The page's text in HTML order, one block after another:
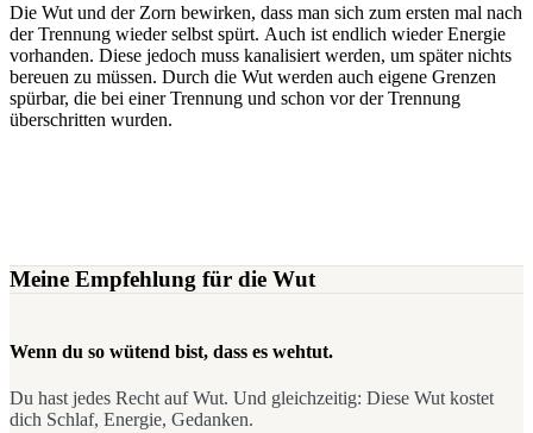
Die Wut und der Zorn bewirken, dass man sich zum ersten mal nach
der Trennung wieder selbst spürt. Auch ist endlich wieder Energie
vorhanden. Diese jedoch muss kanalisiert werden, um später nichts
bereuen zu müssen. Durch die Wut werden auch eigene Grenzen
spürbar, die bei einer Trennung und schon vor der Trennung
überschritten wurden.
Meine Empfehlung für die Wut
Wenn du so wütend bist, dass es wehtut.
Du hast jedes Recht auf Wut. Und gleichzeitig: Diese Wut kostet
dich Schlaf, Energie, Gedanken.